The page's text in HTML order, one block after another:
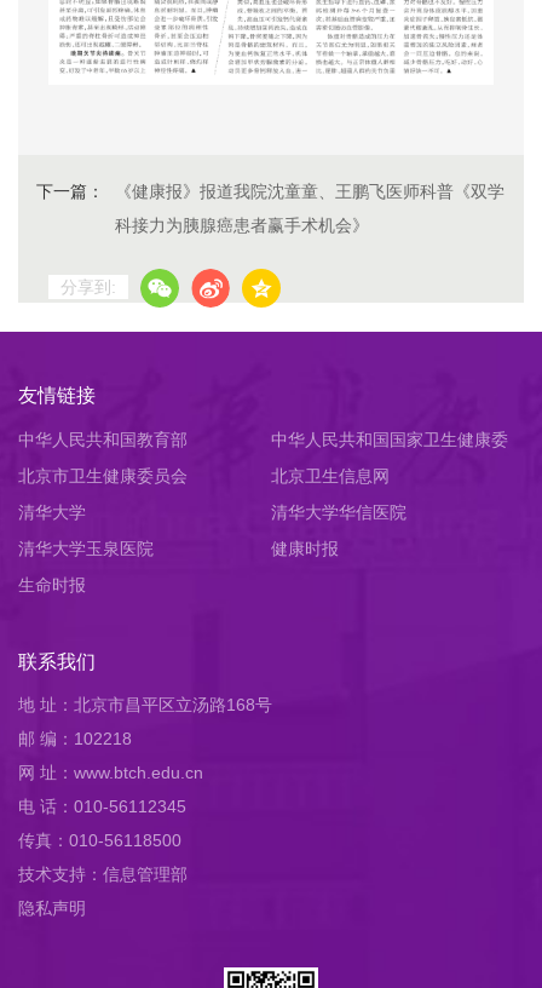
下一篇：
《健康报》报道我院沈童童、王鹏飞医师科普《双学
科接力为胰腺癌患者赢手术机会》
分享到:
友情链接
中华人民共和国教育部
中华人民共和国国家卫生健康委
员会
北京市卫生健康委员会
北京卫生信息网
清华大学
清华大学华信医院
清华大学玉泉医院
健康时报
生命时报
联系我们
地 址：北京市昌平区立汤路168号
邮 编：102218
网 址：www.btch.edu.cn
电 话：010-56112345
传真：010-56118500
技术支持：信息管理部
隐私声明